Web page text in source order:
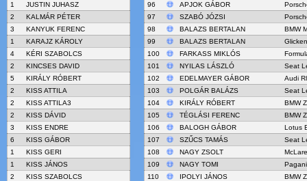
1
JUSTIN JUHASZ
2
KALMÁR PÉTER
3
KANYUK FERENC
1
KARAJZ KÁROLY
4
KÉRI SZABOLCS
2
KINCSES DAVID
5
KIRÁLY RÓBERT
2
KISS ATTILA
2
KISS ATTILA3
2
KISS DÁVID
3
KISS ENDRE
6
KISS GÁBOR
1
KISS GERI
1
KISS JÁNOS
2
KISS SZABOLCS
96
APJOK GÁBOR
97
SZABÓ JÓZSI
98
BALAZS BERTALAN
BMW
99
BALAZS BERTALAN
100
FARKASS MIKLÓS
101
NYILAS LÁSZLÓ
Seat
102
EDELMAYER GÁBOR
Audi
103
POLGÁR BALÁZS
Seat
104
KIRÁLY RÓBERT
BMW
105
TÉGLÁSI FERENC
BMW
106
BALOGH GÁBOR
Lotus
107
SZŰCS TAMÁS
Seat
108
NAGY ZSOLT
109
NAGY TOMI
110
IPOLYI JÁNOS
BMW